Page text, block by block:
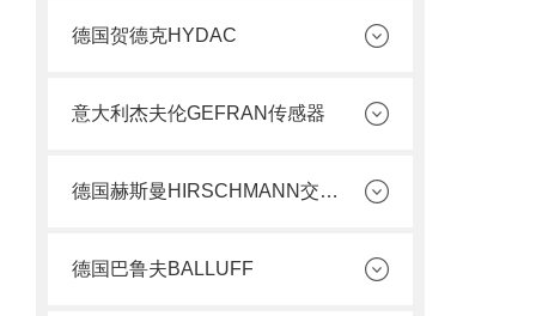
德国贺德克HYDAC
意大利杰夫伦GEFRAN传感器
德国赫斯曼HIRSCHMANN交换机
德国巴鲁夫BALLUFF